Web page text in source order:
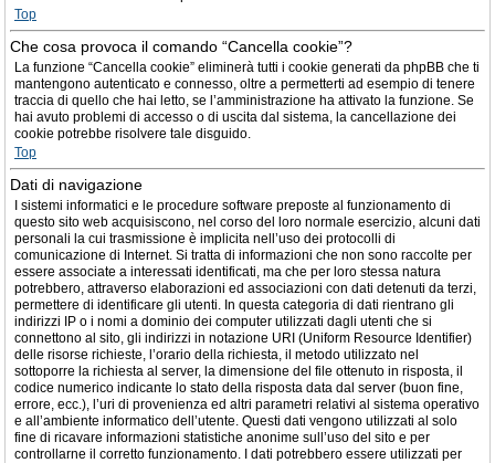
Top
Che cosa provoca il comando “Cancella cookie”?
La funzione “Cancella cookie” eliminerà tutti i cookie generati da phpBB che ti
mantengono autenticato e connesso, oltre a permetterti ad esempio di tenere
traccia di quello che hai letto, se l’amministrazione ha attivato la funzione. Se
hai avuto problemi di accesso o di uscita dal sistema, la cancellazione dei
cookie potrebbe risolvere tale disguido.
Top
Dati di navigazione
I sistemi informatici e le procedure software preposte al funzionamento di
questo sito web acquisiscono, nel corso del loro normale esercizio, alcuni dati
personali la cui trasmissione è implicita nell’uso dei protocolli di
comunicazione di Internet. Si tratta di informazioni che non sono raccolte per
essere associate a interessati identificati, ma che per loro stessa natura
potrebbero, attraverso elaborazioni ed associazioni con dati detenuti da terzi,
permettere di identificare gli utenti. In questa categoria di dati rientrano gli
indirizzi IP o i nomi a dominio dei computer utilizzati dagli utenti che si
connettono al sito, gli indirizzi in notazione URI (Uniform Resource Identifier)
delle risorse richieste, l’orario della richiesta, il metodo utilizzato nel
sottoporre la richiesta al server, la dimensione del file ottenuto in risposta, il
codice numerico indicante lo stato della risposta data dal server (buon fine,
errore, ecc.), l’uri di provenienza ed altri parametri relativi al sistema operativo
e all’ambiente informatico dell’utente. Questi dati vengono utilizzati al solo
fine di ricavare informazioni statistiche anonime sull’uso del sito e per
controllarne il corretto funzionamento. I dati potrebbero essere utilizzati per